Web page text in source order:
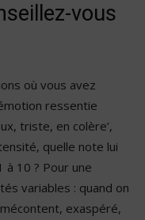
vous
où vous avez
ressentie
triste, en colère’,
quelle note lui
à 10 ? Pour une
variables : quand on
exaspéré,